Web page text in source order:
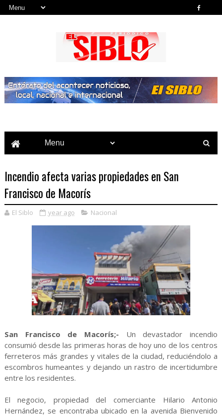
Incendio afecta varias propiedades en San
Francisco de Macorís
El Siblo year ago Nacional
San Francisco de Macorís;- Un devastador incendio
consumió desde las primeras horas de hoy uno de los centros
ferreteros más grandes y vitales de la ciudad, reduciéndolo a
escombros humeantes y dejando un rastro de incertidumbre
entre los residentes.
El negocio, propiedad del comerciante Hilario Antonio
Hernández, se encontraba ubicado en la avenida Bienvenido